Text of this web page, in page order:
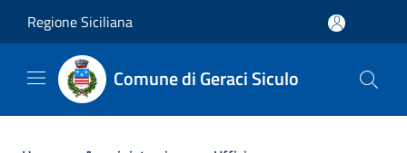
Regione Siciliana
Comune di Geraci Siculo